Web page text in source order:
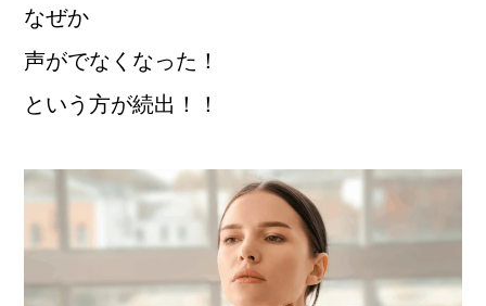
なぜか
声がでなくなった！
という方が続出！！